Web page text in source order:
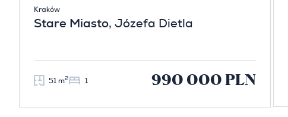
Kraków
Stare Miasto, Józefa Dietla
51 m2 1 990 000 PLN